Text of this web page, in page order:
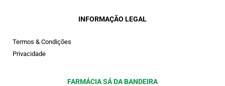
INFORMAÇÃO LEGAL
Termos & Condições
Privacidade
FARMÁCIA SÁ DA BANDEIRA